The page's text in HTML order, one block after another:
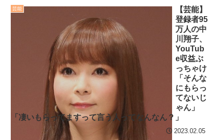
内容の後半」「今日の森保
七ツ森りり ご令嬢と召使
いの禁断の恋…1日だけ許さ
れた夫婦としての時間をひ
たすら愛し合う。
Powered by livedoor 相
互RSS
ンディなクリスマスイヴ
2/25(水)
36歳の彼女と結婚したい
のに、家族が猛反対。家族
から信じられない言葉が飛
び出した… 他
「本気で潰しにきてる」
滝沢秀明の新オーディショ
ンが“まんまジャニーズ”とフ
ァン衝撃
芸能
【芸能】
登録者95
万人の中
川翔子、
YouTub
e収益ぶ
っちゃけ
「そんな
にもらっ
てないじ
ゃん」
「凄いもらってますって言う人ってなんなん？」
2023.02.05